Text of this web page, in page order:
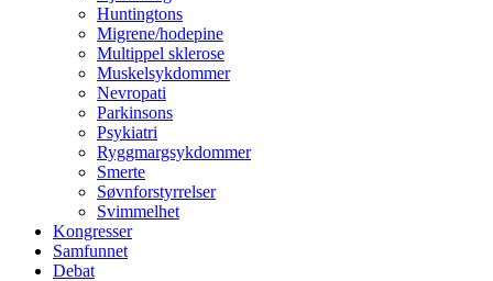
Huntingtons
Migrene/hodepine
Multippel sklerose
Muskelsykdommer
Nevropati
Parkinsons
Psykiatri
Ryggmargsykdommer
Smerte
Søvnforstyrrelser
Svimmelhet
Kongresser
Samfunnet
Debat